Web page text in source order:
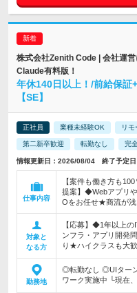
株式会社Zenith Code | 会社運
Claude有料版！
年休140日以上！/前給保証
【SE】
正社員 業種未経験OK リ
第二新卒歓迎 転勤なし 完
情報更新日：2026/08/04 終了予定
仕事内容
【案件も働き方も
提案】◆Webアプリ
Oをお任せ★商流が浅
対象と
なる方
【応募】◆1年以上
ンフラ・アプリ開発
り★ハイクラスも大
勤務地
◎転勤なし ◎UIター
ワーク実施中 └現在